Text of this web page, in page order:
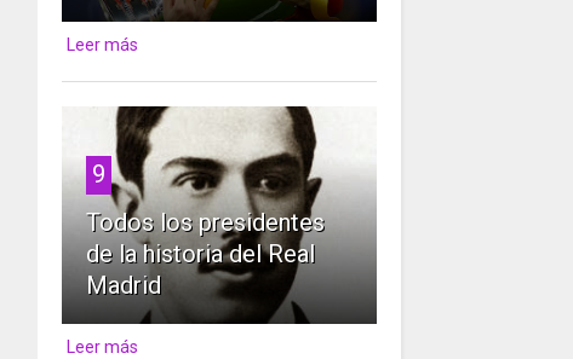
Leer más
9
Todos los presidentes
de la historia del Real
Madrid
Leer más